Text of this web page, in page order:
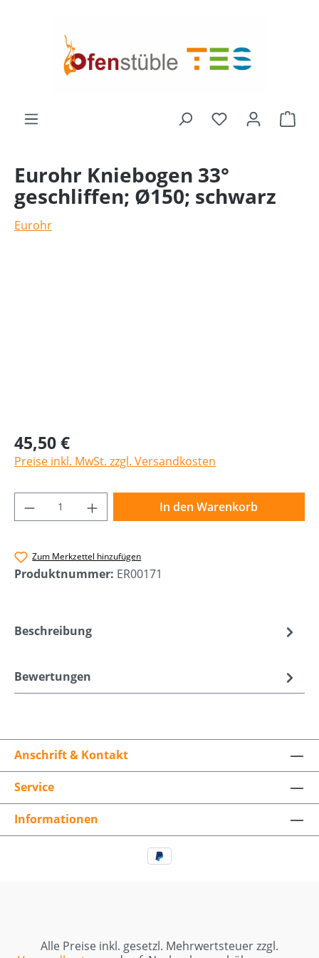
Eurohr Kniebogen 33°
geschliffen; Ø150; schwarz
Eurohr
45,50 €
Preise inkl. MwSt. zzgl. Versandkosten
Produkt Anzahl: Gib den gewünschten
In den Warenkorb
Zum Merkzettel hinzufügen
Produktnummer: ER00171
Beschreibung
Bewertungen
Anschrift & Kontakt
Service
Informationen
Alle Preise inkl. gesetzl. Mehrwertsteuer zzgl.